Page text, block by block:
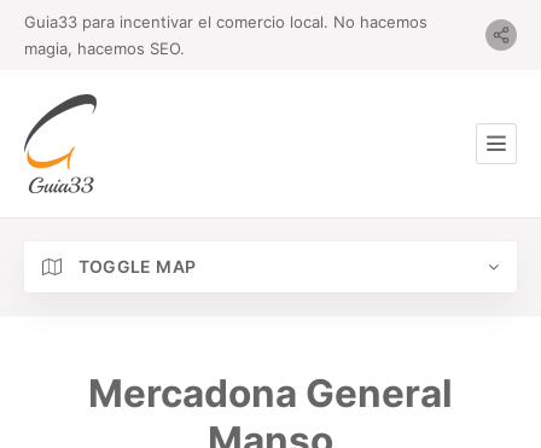
Guia33 para incentivar el comercio local. No hacemos
magia, hacemos SEO.
TOGGLE MAP
Mercadona General